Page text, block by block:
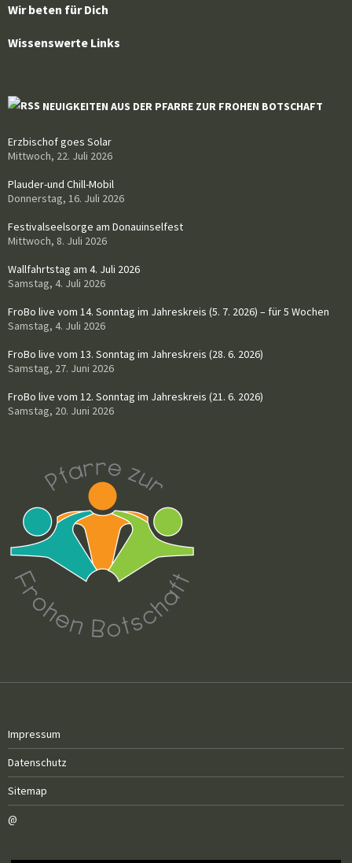
Wir beten für Dich
Wissenswerte Links
NEUIGKEITEN AUS DER PFARRE ZUR FROHEN BOTSCHAFT
Erzbischof goes Solar
Mittwoch, 22. Juli 2026
Plauder-und Chill-Mobil
Donnerstag, 16. Juli 2026
Festivalseelsorge am Donauinselfest
Mittwoch, 8. Juli 2026
Wallfahrtstag am 4. Juli 2026
Samstag, 4. Juli 2026
FroBo live vom 14. Sonntag im Jahreskreis (5. 7. 2026) – für 5 Wochen
Samstag, 4. Juli 2026
FroBo live vom 13. Sonntag im Jahreskreis (28. 6. 2026)
Samstag, 27. Juni 2026
FroBo live vom 12. Sonntag im Jahreskreis (21. 6. 2026)
Samstag, 20. Juni 2026
Impressum
Datenschutz
Sitemap
@